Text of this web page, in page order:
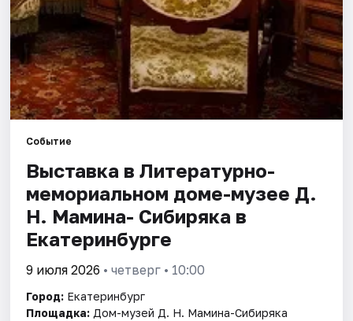
Событие
Выставка в Литературно-
мемориальном доме-музее Д.
Н. Мамина- Сибиряка в
Екатеринбурге
9 июля 2026 • четверг • 10:00
Город: Екатеринбург
Площадка: Дом-музей Д. Н. Мамина-Сибиряка